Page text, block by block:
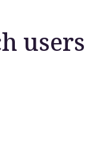
users